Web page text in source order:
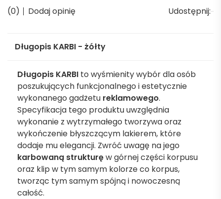
(0) Dodaj opinię Udostępnij:
Długopis KARBI - żółty
Długopis KARBI to wyśmienity wybór dla osób
poszukujących funkcjonalnego i estetycznie
wykonanego gadżetu reklamowego.
Specyfikacja tego produktu uwzględnia
wykonanie z wytrzymałego tworzywa oraz
wykończenie błyszczącym lakierem, które
dodaje mu elegancji. Zwróć uwagę na jego
karbowaną strukturęw górnej części korpusu
oraz klip w tym samym kolorze co korpus,
tworząc tym samym spójną i nowoczesną
całość.